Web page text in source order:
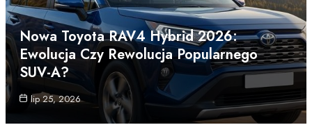
Nowa Toyota RAV4 Hybrid 2026:
Ewolucja Czy Rewolucja Popularnego
SUV-A?
lip 25, 2026